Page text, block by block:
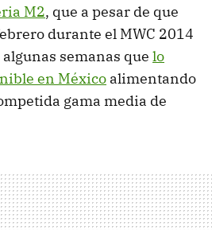
M2, que a pesar de que
durante el MWC 2014
semanas que lo
en México alimentando
gama media de